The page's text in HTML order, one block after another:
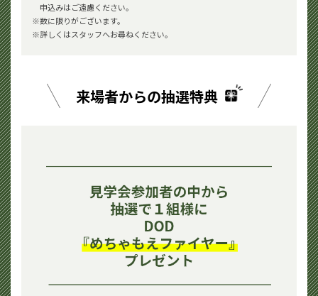
申込みはご遠慮ください。
数に限りがございます。
詳しくはスタッフへお尋ねください。
来場者からの抽選特典